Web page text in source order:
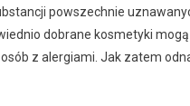
powszechnie
dobrane kosmetyki
z alergiami. Jak zatem